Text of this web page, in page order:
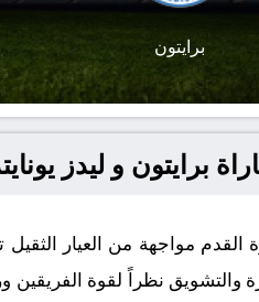
برايتون
برايتون و ليدز
مواجهة من العيار الثقيل